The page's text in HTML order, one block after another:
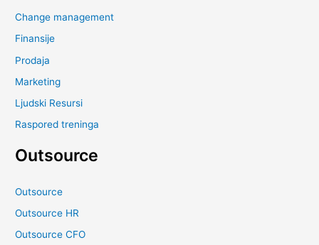
Change management
Finansije
Prodaja
Marketing
Ljudski Resursi
Raspored treninga
Outsource
Outsource
Outsource HR
Outsource CFO